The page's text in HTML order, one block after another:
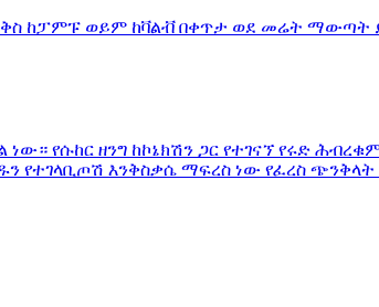
ከፓምፑ ወይም ከቫልቭ በቀጥታ ወደ መሬት ማውጣት
ነው። የሱከር ዘንግ ከኮኔክሽን ጋር የተገናኘ የሩድ
የተገላቢጦሽ እንቅስቃሴ ማፍረስ ነው የፈረስ